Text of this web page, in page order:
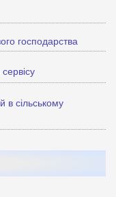
господарства
в сільському